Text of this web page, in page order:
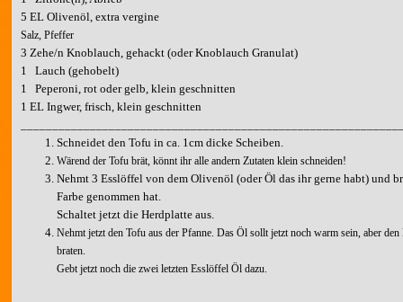
5 EL Olivenöl, extra vergine
Salz, Pfeffer
3 Zehe/n Knoblauch, gehackt (oder Knoblauch Granulat)
1 Lauch (gehobelt)
1 Peperoni, rot oder gelb, klein geschnitten
1 EL Ingwer, frisch, klein geschnitten
Schneidet den Tofu in ca. 1cm dicke Scheiben.
Wärend der Tofu brät, könnt ihr alle andern Zutaten klein schneiden!
Nehmt 3 Esslöffel von dem Olivenöl (oder Öl das ihr gerne habt) und
Farbe genommen hat.
Schaltet jetzt die Herdplatte aus.
Nehmt jetzt den Tofu aus der Pfanne. Das Öl sollt jetzt noch warm sein, aber
braten.
Gebt jetzt noch die zwei letzten Esslöffel Öl dazu.